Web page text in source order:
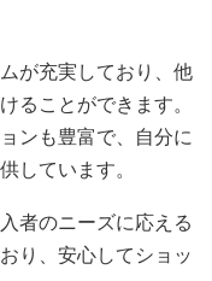
が充実しており、他
ることができます。
ンも豊富で、自分に
しています。
者のニーズに応える
り、安心してショッ